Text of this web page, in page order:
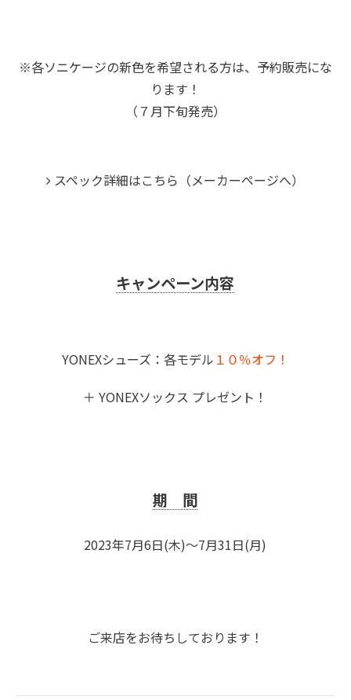
※各ソニケージの新色を希望される方は、予約販売にな
ります！
（７月下旬発売）
スペック詳細はこちら（メーカーページへ）
キャンペーン内容
YONEXシューズ：各モデル １０％オフ！
＋ YONEXソックス プレゼント！
期 間
2023年7月6日(木)～7月31日(月)
ご来店をお待ちしております！